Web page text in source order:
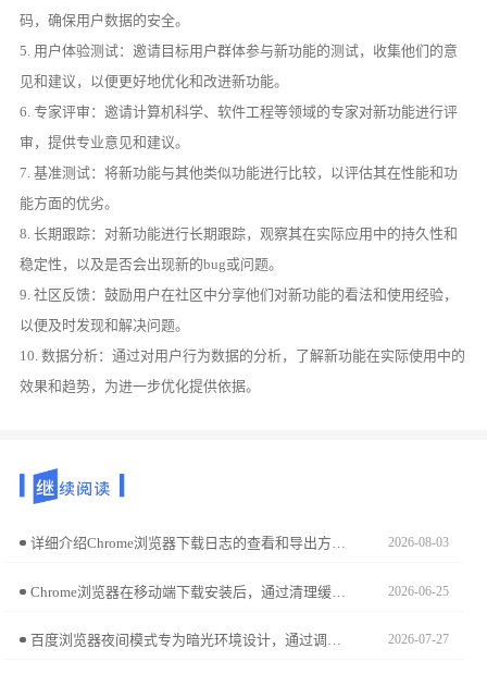
码，确保用户数据的安全。
5. 用户体验测试：邀请目标用户群体参与新功能的测试，收集他们的意
见和建议，以便更好地优化和改进新功能。
6. 专家评审：邀请计算机科学、软件工程等领域的专家对新功能进行评
审，提供专业意见和建议。
7. 基准测试：将新功能与其他类似功能进行比较，以评估其在性能和功
能方面的优劣。
8. 长期跟踪：对新功能进行长期跟踪，观察其在实际应用中的持久性和
稳定性，以及是否会出现新的bug或问题。
9. 社区反馈：鼓励用户在社区中分享他们对新功能的看法和使用经验，
以便及时发现和解决问题。
10. 数据分析：通过对用户行为数据的分析，了解新功能在实际使用中的
效果和趋势，为进一步优化提供依据。
详细介绍Chrome浏览器下载日志的查看和导出方法，方便问题排查和记录。 2026-08-03
Chrome浏览器在移动端下载安装后，通过清理缓存和优化存储管理，可以提升网页加载速度和浏览器性能，让操作更顺畅。 2026-06-25
2026-07-27